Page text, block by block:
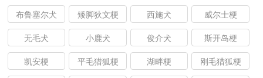
布鲁塞尔犬 矮脚狄文梗 西施犬 威尔士梗
无毛犬 小鹿犬 俊介犬 斯开岛梗
凯安梗 平毛猎狐梗 湖畔梗 刚毛猎狐梗